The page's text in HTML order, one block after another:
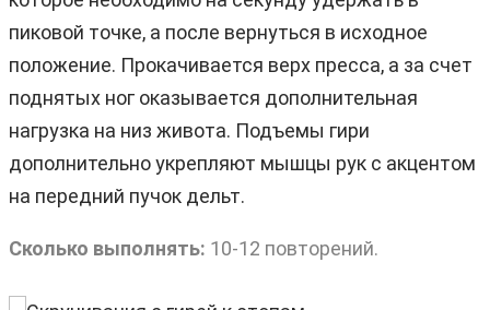
пиковой точке, а после вернуться в исходное
положение. Прокачивается верх пресса, а за счет
поднятых ног оказывается дополнительная
нагрузка на низ живота. Подъемы гири
дополнительно укрепляют мышцы рук с акцентом
на передний пучок дельт.
Сколько выполнять: 10-12 повторений.